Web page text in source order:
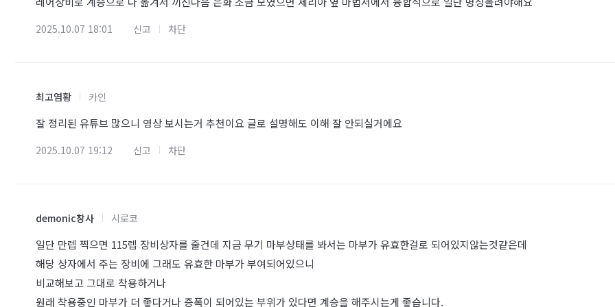
2025.10.07 18:01 신고 차단
최고염황 카인
잘 정리된 유튜브 많으니 영상 보시는거 추천이요 글로 설명해도 이해 잘 안되실거에요
2025.10.07 19:12 신고 차단
demonic창사 시로코
일단 만렙 찍으면 115렙 장비상자를 줄건데 지금 무기 마부상태를 봐서는 마부가 유효한걸로 되어있지않는것같은데
해당 상자에서 주는 장비에 그래도 유효한 마부가 부여되어있으니
비교해보고 그대로 착용하거나
원래 착용중인 마부가 더 좋다거나 증폭이 되어있는 부위가 있다면 계승을 해주시는게 좋습니다.